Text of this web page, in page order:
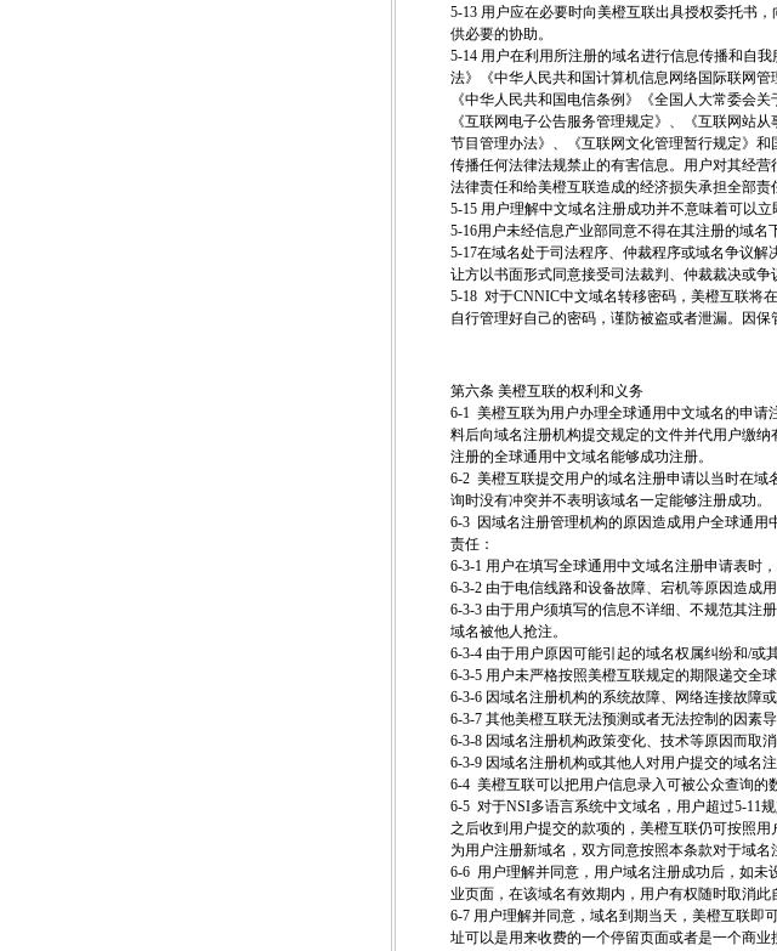
5-13 用户应在必要时向美橙互联出具授权委托书
供必要的协助。
5-14 用户在利用所注册的域名进行信息传播和自
法》《中华人民共和国计算机信息网络国际联网
《中华人民共和国电信条例》《全国人大常委会
《互联网电子公告服务管理规定》、《互联网站
节目管理办法》、《互联网文化管理暂行规定》
传播任何法律法规禁止的有害信息。用户对其经
法律责任和给美橙互联造成的经济损失承担全部责
5-15 用户理解中文域名注册成功并不意味着可以立
5-16用户未经信息产业部同意不得在其注册的域名
5-17在域名处于司法程序、仲裁程序或域名争议
让方以书面形式同意接受司法裁判、仲裁裁决或争
5-18 对于CNNIC中文域名转移密码，美橙互联将
自行管理好自己的密码，谨防被盗或者泄漏。因保
第六条 美橙互联的权利和义务
6-1 美橙互联为用户办理全球通用中文域名的申
料后向域名注册机构提交规定的文件并代用户缴
注册的全球通用中文域名能够成功注册。
6-2 美橙互联提交用户的域名注册申请以当时在
询时没有冲突并不表明该域名一定能够注册成功。
6-3 因域名注册管理机构的原因造成用户全球通
责任：
6-3-1 用户在填写全球通用中文域名注册申请表时
6-3-2 由于电信线路和设备故障、宕机等原因造成
6-3-3 由于用户须填写的信息不详细、不规范其注
域名被他人抢注。
6-3-4 由于用户原因可能引起的域名权属纠纷和/或
6-3-5 用户未严格按照美橙互联规定的期限递交全
6-3-6 因域名注册机构的系统故障、网络连接故障
6-3-7 其他美橙互联无法预测或者无法控制的因素
6-3-8 因域名注册机构政策变化、技术等原因而取
6-3-9 因域名注册机构或其他人对用户提交的域名
6-4 美橙互联可以把用户信息录入可被公众查询的
6-5 对于NSI多语言系统中文域名，用户超过5-11
之后收到用户提交的款项的，美橙互联仍可按照
为用户注册新域名，双方同意按照本条款对于域
6-6 用户理解并同意，用户域名注册成功后，如
业页面，在该域名有效期内，用户有权随时取消此
6-7 用户理解并同意，域名到期当天，美橙互联即
址可以是用来收费的一个停留页面或者是一个商